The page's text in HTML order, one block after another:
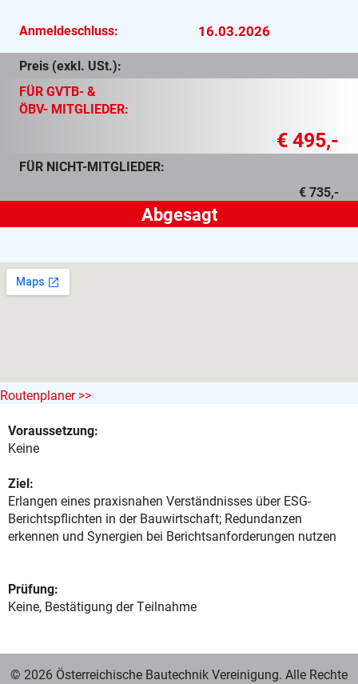
Voraussetzung:
Keine
Ziel:
Erlangen eines praxisnahen Verständnisses über ESG-
Berichtspflichten in der Bauwirtschaft; Redundanzen
erkennen und Synergien bei Berichtsanforderungen nutzen
Prüfung:
Keine, Bestätigung der Teilnahme
Anmeldeschluss: 16.03.2026
Preis (exkl. USt.):
FÜR GVTB- &
ÖBV- MITGLIEDER:
€ 495,-
FÜR NICHT-MITGLIEDER:
€ 735,-
Routenplaner >>
© 2026 Österreichische Bautechnik Vereinigung. Alle Rechte